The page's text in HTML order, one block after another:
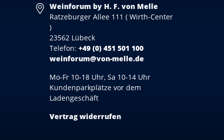
Weinforum by H. F. von Melle
Ratzeburger Allee 111 ( Wirth-Center
)
23562 Lübeck
Telefon: +49 (0) 451 501 100
weinforum@von-melle.de
Mo-Fr 10-18 Uhr, Sa 10-14 Uhr
Kundenparkplätze vor dem
Ladengeschäft
Vertrag widerrufen